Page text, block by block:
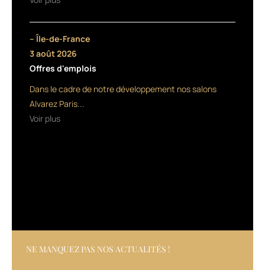
l’une,
gamme
repulpante,
riche
collagène,
;
l’autre,
– Île-de-France
3 août 2026
Offres d'emplois
Dans le cadre de notre développement nos salons
Alvarez Paris...
Voir plus
NE MANQUEZ PAS NOS ACTUALITÉS !